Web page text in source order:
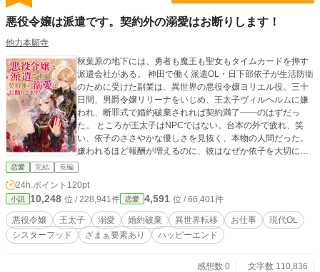
悪役令嬢は派遣です。契約外の溺愛はお断りします！
他力本願寺
秋葉原の地下には、勇者も魔王も聖女もタイムカードを押す
派遣会社がある。 神田で働く派遣OL・日下部依子が生活防衛
のために受けた副業は、異世界の悪役令嬢ヨリエル役。三十
日間、男爵令嬢リリーナをいじめ、王太子ヴィルヘルムに嫌
われ、断罪式で婚約破棄されれば契約満了――のはずだっ
た。 ところが王太子はNPCではない。台本の外で疲れ、笑
い、依子のささやかな優しさを見抜く、本物の人間だった。
嫌われるほど報酬が増えるのに、彼はなぜか依子を大切にし
始める。 しかもリリーナは、断罪式の翌日に王太子が殺さ
れ、自分も口封じされる未来を夢で見ていた。 『君の定時は
守る。だから、明日も来てほしい』 婚約破棄は業務内。溺愛
は契約外。 人を役割として消費する台本を、派遣悪役令嬢が
契約書と勤務記録と仲間の選択で破る、お仕事×溺愛ラブコ
メ。 ※全40話 完結保証
恋愛 完結 長編
24h.ポイント 120pt
小説 10,248 位 / 228,941件 恋愛 4,591 位 / 66,401件
悪役令嬢 王太子 溺愛 婚約破棄 異世界転移 お仕事
現代OL
シスターフッド
ざまぁ要素あり ハッピーエンド
感想数 0
文字数 110,836